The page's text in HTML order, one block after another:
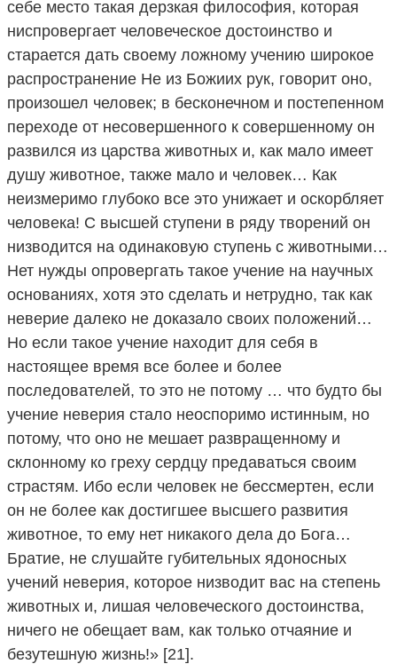
себе место такая дерзкая философия, которая
ниспровергает человеческое достоинство и
старается дать своему ложному учению широкое
распространение Не из Божиих рук, говорит оно,
произошел человек; в бесконечном и постепенном
переходе от несовершенного к совершенному он
развился из царства животных и, как мало имеет
душу животное, также мало и человек… Как
неизмеримо глубоко все это унижает и оскорбляет
человека! С высшей ступени в ряду творений он
низводится на одинаковую ступень с животными…
Нет нужды опровергать такое учение на научных
основаниях, хотя это сделать и нетрудно, так как
неверие далеко не доказало своих положений…
Но если такое учение находит для себя в
настоящее время все более и более
последователей, то это не потому … что будто бы
учение неверия стало неоспоримо истинным, но
потому, что оно не мешает развращенному и
склонному ко греху сердцу предаваться своим
страстям. Ибо если человек не бессмертен, если
он не более как достигшее высшего развития
животное, то ему нет никакого дела до Бога…
Братие, не слушайте губительных ядоносных
учений неверия, которое низводит вас на степень
животных и, лишая человеческого достоинства,
ничего не обещает вам, как только отчаяние и
безутешную жизнь!» [21].